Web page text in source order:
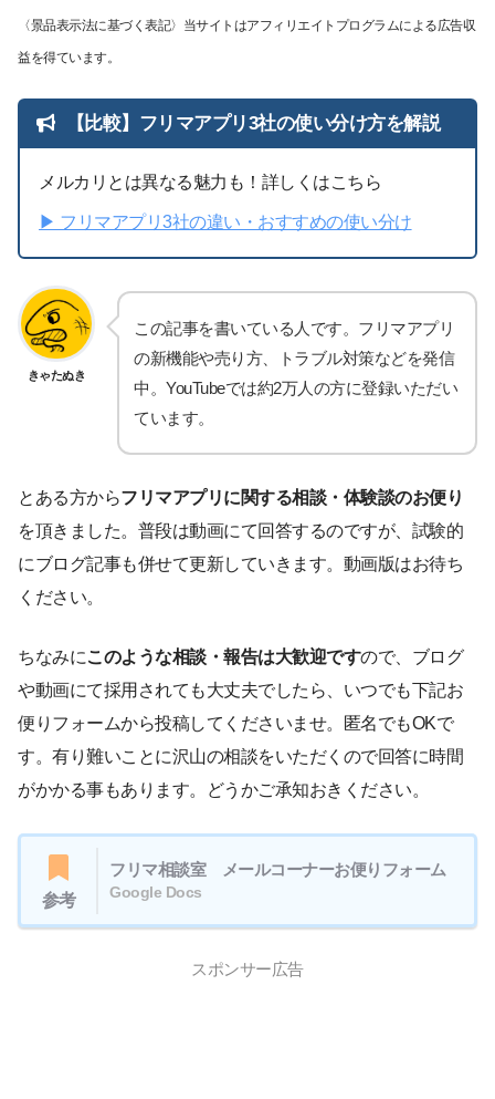
〈景品表示法に基づく表記〉当サイトはアフィリエイトプログラムによる広告収
益を得ています。
【比較】フリマアプリ3社の使い分け方を解説
メルカリとは異なる魅力も！詳しくはこちら
▶︎ フリマアプリ3社の違い・おすすめの使い分け
きゃたぬき
この記事を書いている人です。フリマアプリ
の新機能や売り方、トラブル対策などを発信
中。YouTubeでは約2万人の方に登録いただい
ています。
とある方からフリマアプリに関する相談・体験談のお便り
を頂きました。普段は動画にて回答するのですが、試験的
にブログ記事も併せて更新していきます。動画版はお待ち
ください。
ちなみにこのような相談・報告は大歓迎ですので、ブログ
や動画にて採用されても大丈夫でしたら、いつでも下記お
便りフォームから投稿してくださいませ。匿名でもOKで
す。有り難いことに沢山の相談をいただくので回答に時間
がかかる事もあります。どうかご承知おきください。
参考
フリマ相談室 メールコーナーお便りフォーム
Google Docs
スポンサー広告